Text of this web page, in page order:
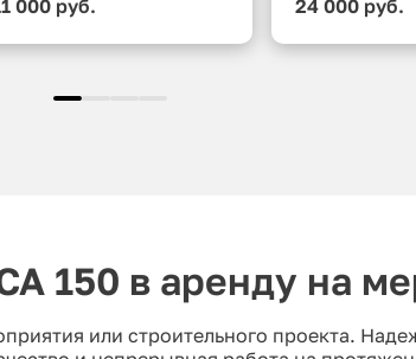
000 руб.
24 000 руб.
150 в аренду на
или строительного проекта.